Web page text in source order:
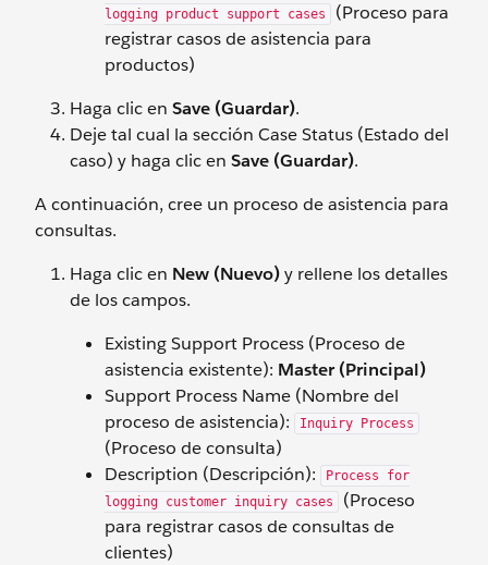
logging product support cases
(Proceso para
registrar casos de asistencia para
productos)
Haga clic en Save (Guardar).
Deje tal cual la sección Case Status (Estado del
caso) y haga clic en Save (Guardar).
A continuación, cree un proceso de asistencia para
consultas.
Haga clic en New (Nuevo)y rellene los detalles
de los campos.
Existing Support Process (Proceso de
asistencia existente): Master (Principal)
Support Process Name (Nombre del
proceso de asistencia):
Inquiry Process
(Proceso de consulta)
Description (Descripción):
Process for
logging customer inquiry cases
(Proceso
para registrar casos de consultas de
clientes)